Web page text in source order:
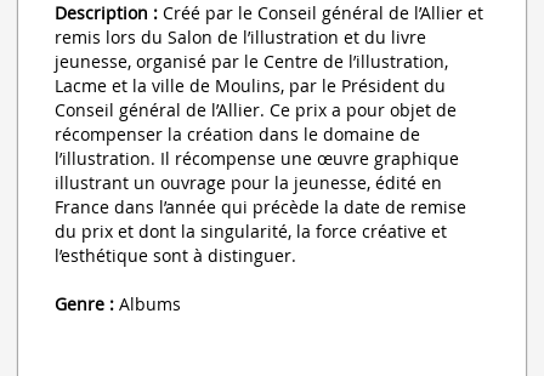
Description : Créé par le Conseil général de l’Allier et
remis lors du Salon de l’illustration et du livre
jeunesse, organisé par le Centre de l’illustration,
Lacme et la ville de Moulins, par le Président du
Conseil général de l’Allier. Ce prix a pour objet de
récompenser la création dans le domaine de
l’illustration. Il récompense une œuvre graphique
illustrant un ouvrage pour la jeunesse, édité en
France dans l’année qui précède la date de remise
du prix et dont la singularité, la force créative et
l’esthétique sont à distinguer.
Genre : Albums